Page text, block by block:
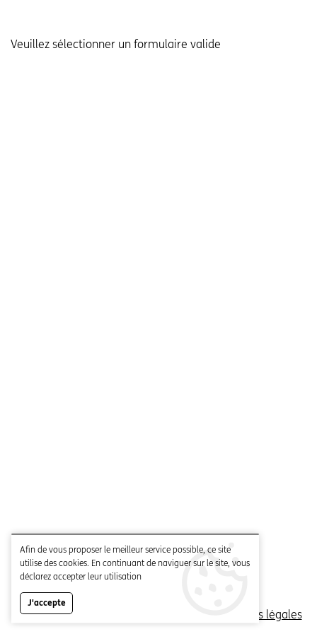
Veuillez sélectionner un formulaire valide
© 2026 - Fondation Asile des aveugles | Mentions légales
Afin de vous proposer le meilleur service possible, ce site
utilise des cookies. En continuant de naviguer sur le site, vous
déclarez accepter leur utilisation
J'accepte